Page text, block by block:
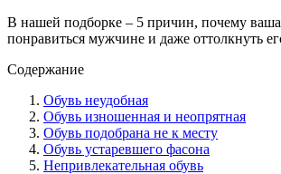
В нашей подборке – 5 причин, почему
понравиться мужчине и даже оттолкнуть
Содержание
Обувь неудобная
Обувь изношенная и неопрятная
Обувь подобрана не к месту
Обувь устаревшего фасона
Непривлекательная обувь